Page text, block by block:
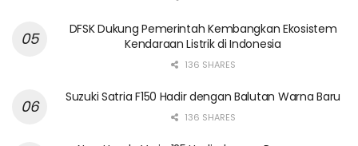
DFSK Dukung Pemerintah Kembangkan Ekosistem
Kendaraan Listrik di Indonesia
136 SHARES
Suzuki Satria F150 Hadir dengan Balutan Warna Baru
136 SHARES